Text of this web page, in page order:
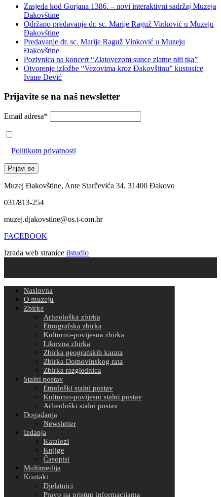
Zasjeda kod Gorjana 1386. – novi interaktivni sadržaj Muzeja
Đakovštine
Održano predavanje dr. sc. Marije Raguž Vinković u Muzeju
Đakovštine
Predavanje dr. sc. Marije Raguž Vinković u Muzeju
Đakovštine
Pozivnica na koncert “Zlatovezom sunce zlatne niti tka”
Otvorenje izložbe “Vezovima kroz Đakovštinu” kustosice
Ivane Dević
Prijavite se na naš newsletter
Email adresa*
Politikom privatnosti
Muzej Đakovštine, Ante Starčevića 34, 31400 Đakovo
031/813-254
muzej.djakovstine@os.t-com.hr
FACEBOOK
Izrada web stranice ilstudio
Naslovna
O muzeju
Zbirke
Arheološka zbirka
Etnografska zbirka
Kulturno-povijesna zbirka
Likovna zbirka
Zbirka geografskih karata
Zbirka Domovinskog rata
Zbirka razglednica
Stalni postav
Etnološki stalni postav
Kulturno-povijesni stalni postav
Arheološki stalni postav
Događanja
Newsletter
Izdanja
Katalozi
Knjige
Časopisi
Multimedija
Kontakt
Djelatnici
Pravo na pristup informacijama